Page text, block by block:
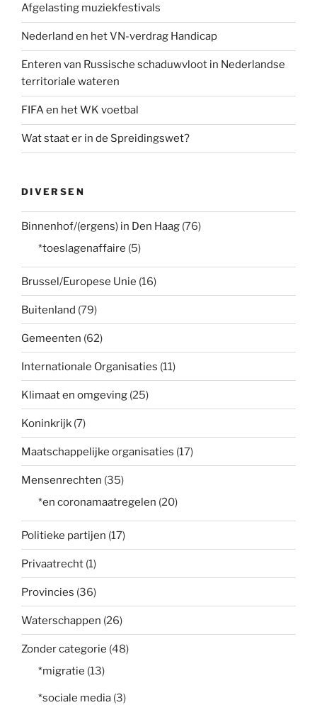
Afgelasting muziekfestivals
Nederland en het VN-verdrag Handicap
Enteren van Russische schaduwvloot in Nederlandse
territoriale wateren
FIFA en het WK voetbal
Wat staat er in de Spreidingswet?
DIVERSEN
Binnenhof/(ergens) in Den Haag (76)
*toeslagenaffaire (5)
Brussel/Europese Unie (16)
Buitenland (79)
Gemeenten (62)
Internationale Organisaties (11)
Klimaat en omgeving (25)
Koninkrijk (7)
Maatschappelijke organisaties (17)
Mensenrechten (35)
*en coronamaatregelen (20)
Politieke partijen (17)
Privaatrecht (1)
Provincies (36)
Waterschappen (26)
Zonder categorie (48)
*migratie (13)
*sociale media (3)